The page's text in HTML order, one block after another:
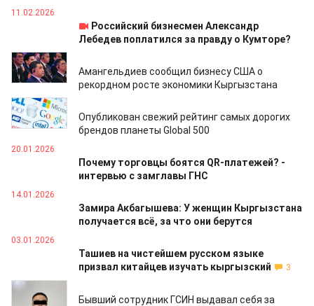
11.02.2026
Российский бизнесмен Александр
Лебедев поплатился за правду о Кумторе?
04.02.2026
Амангельдиев сообщил бизнесу США о
рекордном росте экономики Кыргызстана
22.01.2026
Опубликован свежий рейтинг самых дорогих
брендов планеты Global 500
20.01.2026
Почему торговцы боятся QR-платежей? -
интервью с замглавы ГНС
14.01.2026
Замира Акбагышева: У женщин Кыргызстана
получается всё, за что они берутся
03.01.2026
Ташиев на чистейшем русском языке
призвал китайцев изучать кыргызский
3
29.12.2025
Бывший сотрудник ГСИН выдавал себя за